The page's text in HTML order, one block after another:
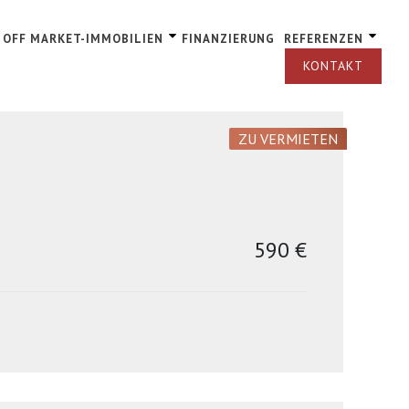
OFF MARKET-IMMOBILIEN
OFF MARKET IMMOBILIE
OFF MARKET IMMOBILIE
FINANZIERUNG REFERENZEN
KONTAKT
ZU VERMIETEN
590 €